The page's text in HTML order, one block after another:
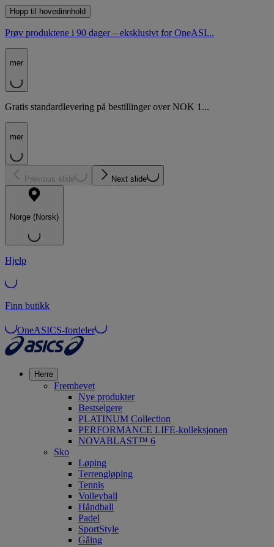
Hopp til hovedinnhold
Prøv produktene i 90 dager – eksklusivt for OneASI...
mer
Gratis standardlevering på bestillinger over NOK 1...
mer
Previous slide Next slide
Norge (Norsk)
Hjelp
Finn butikk
OneASICS-fordeler
Herre
Fremhevet
Nye produkter
Bestselgere
PLATINUM Collection
PERFORMANCE LIFE-kolleksjonen
NOVABLAST™ 6
Sko
Løping
Terrengløping
Tennis
Volleyball
Håndball
Padel
SportStyle
Gåing